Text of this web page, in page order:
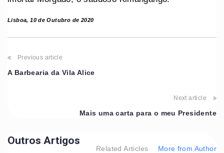
Lisboa, 10 de Outubro de 2020
Previous article
A Barbearia da Vila Alice
Next article
Mais uma carta para o meu Presidente
Outros Artigos
Related Articles More from Author